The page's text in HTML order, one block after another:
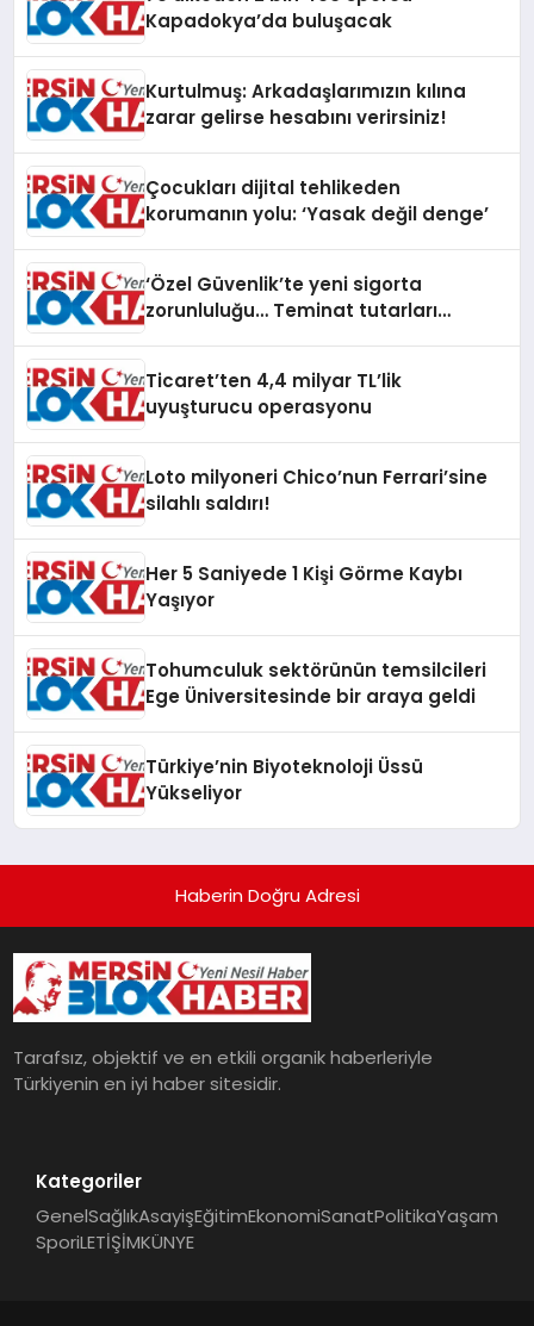
Kapadokya’da buluşacak
Kurtulmuş: Arkadaşlarımızın kılına
zarar gelirse hesabını verirsiniz!
Çocukları dijital tehlikeden
korumanın yolu: ‘Yasak değil denge’
‘Özel Güvenlik’te yeni sigorta
zorunluluğu… Teminat tutarları
Ticaret’ten 4,4 milyar TL’lik
uyuşturucu operasyonu
Loto milyoneri Chico’nun Ferrari’sine
silahlı saldırı!
Her 5 Saniyede 1 Kişi Görme Kaybı
Yaşıyor
Tohumculuk sektörünün temsilcileri
Ege Üniversitesinde bir araya geldi
Türkiye’nin Biyoteknoloji Üssü
Yükseliyor
Haberin Doğru Adresi
Tarafsız, objektif ve en etkili organik haberleriyle
Türkiyenin en iyi haber sitesidir.
Kategoriler
GenelSağlıkAsayişEğitimEkonomiSanatPolitikaYaşam
SporiLETİŞİMKÜNYE